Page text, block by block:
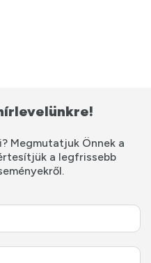
Megmutatjuk Önnek a
a legfrissebb